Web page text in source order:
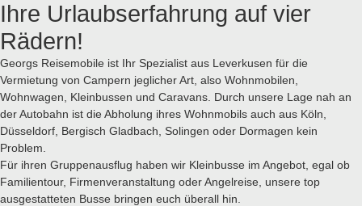
Ihre Urlaubserfahrung auf vier
Rädern!
Georgs Reisemobile ist Ihr Spezialist aus Leverkusen für die
Vermietung von Campern jeglicher Art, also Wohnmobilen,
Wohnwagen, Kleinbussen und Caravans. Durch unsere Lage nah an
der Autobahn ist die Abholung ihres Wohnmobils auch aus Köln,
Düsseldorf, Bergisch Gladbach, Solingen oder Dormagen kein
Problem.
Für ihren Gruppenausflug haben wir Kleinbusse im Angebot, egal ob
Familientour, Firmenveranstaltung oder Angelreise, unsere top
ausgestatteten Busse bringen euch überall hin.